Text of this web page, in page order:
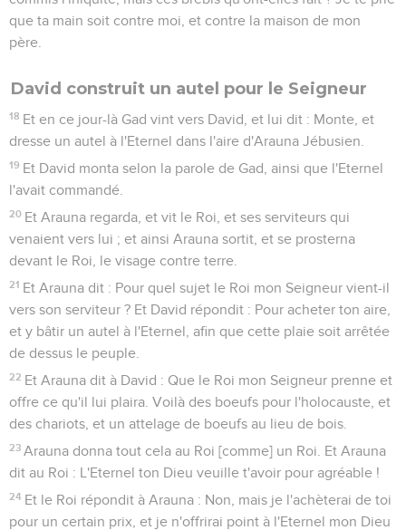
que ta main soit contre moi, et contre la maison de mon
père.
David construit un autel pour le Seigneur
18 Et en ce jour-là Gad vint vers David, et lui dit : Monte, et
dresse un autel à l'Eternel dans l'aire d'Arauna Jébusien.
19 Et David monta selon la parole de Gad, ainsi que l'Eternel
l'avait commandé.
20 Et Arauna regarda, et vit le Roi, et ses serviteurs qui
venaient vers lui ; et ainsi Arauna sortit, et se prosterna
devant le Roi, le visage contre terre.
21 Et Arauna dit : Pour quel sujet le Roi mon Seigneur vient-il
vers son serviteur ? Et David répondit : Pour acheter ton aire,
et y bâtir un autel à l'Eternel, afin que cette plaie soit arrêtée
de dessus le peuple.
22 Et Arauna dit à David : Que le Roi mon Seigneur prenne et
offre ce qu'il lui plaira. Voilà des boeufs pour l'holocauste, et
des chariots, et un attelage de boeufs au lieu de bois.
23 Arauna donna tout cela au Roi [comme] un Roi. Et Arauna
dit au Roi : L'Eternel ton Dieu veuille t'avoir pour agréable !
24 Et le Roi répondit à Arauna : Non, mais je l'achèterai de toi
pour un certain prix, et je n'offrirai point à l'Eternel mon Dieu